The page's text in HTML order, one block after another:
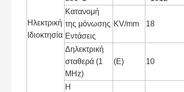
Ηλεκτρική
Ιδιοκτησία
Κατανομή
της μόνωσης
Εντάσεις
KV/mm 18
Δηλεκτρική
σταθερά (1
MHz)
(Ε) 10
Η